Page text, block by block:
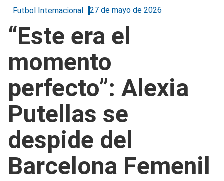
Futbol Internacional 27 de mayo de 2026
“Este era el
momento
perfecto”: Alexia
Putellas se
despide del
Barcelona Femenil